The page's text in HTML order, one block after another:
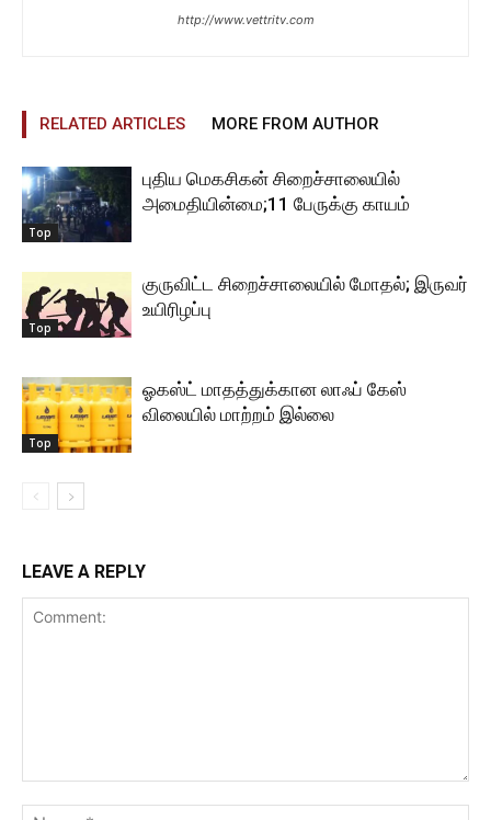
http://www.vettritv.com
RELATED ARTICLES MORE FROM AUTHOR
Top
புதிய மெகசிகன் சிறைச்சாலையில்
அமைதியின்மை;11 பேருக்கு காயம்
Top
குருவிட்ட சிறைச்சாலையில் மோதல்; இருவர்
உயிரிழப்பு
Top
ஓகஸ்ட் மாதத்துக்கான லாஃப் கேஸ்
விலையில் மாற்றம் இல்லை
LEAVE A REPLY